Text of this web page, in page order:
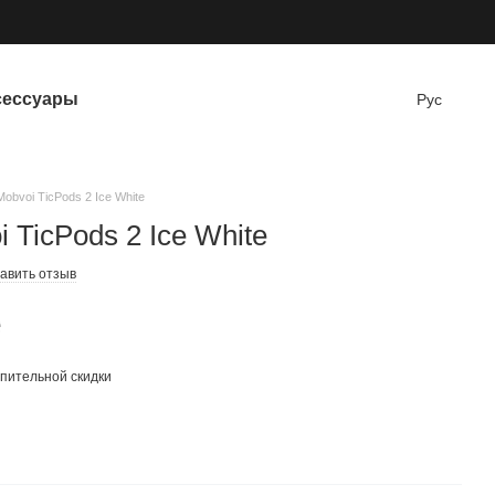
Рус
TicPods 2 Ice White
TicPods 2 Ice White
отзыв
скидки